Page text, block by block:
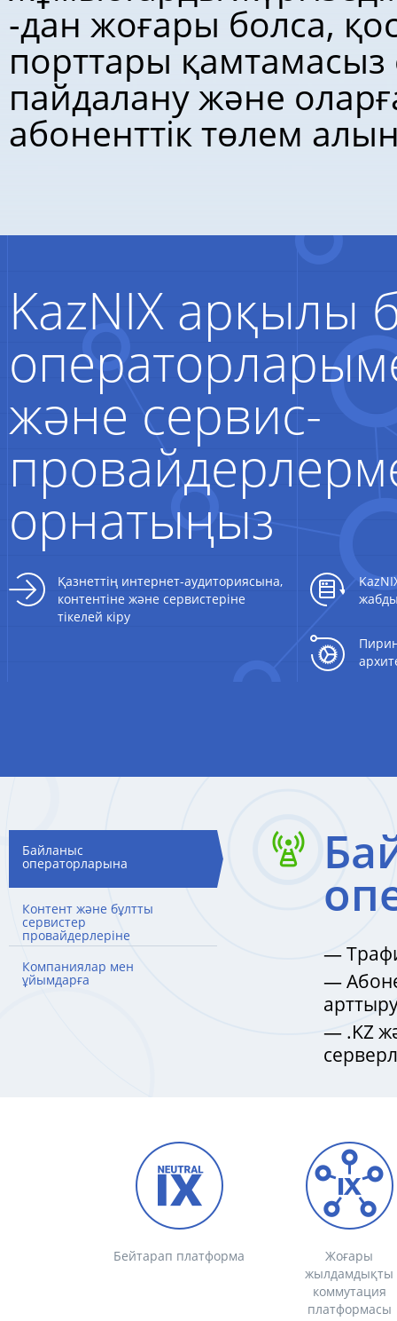
-дан жоғары болса,
порттары қамтамасыз
пайдалану және
абоненттік төлем
KazNIX арқылы
және сервис-
орнатыңыз
Қазнеттің интернет-аудиториясына,
контентіне және сервистеріне
тікелей кіру
Байланыс
операторларына
Контент және бұлтты
сервистер
провайдерлеріне
Компаниялар мен
ұйымдарға
—
—
— .KZ
Бейтарап платформа
Жоғары
жылдамдықты
коммутация
платформасы